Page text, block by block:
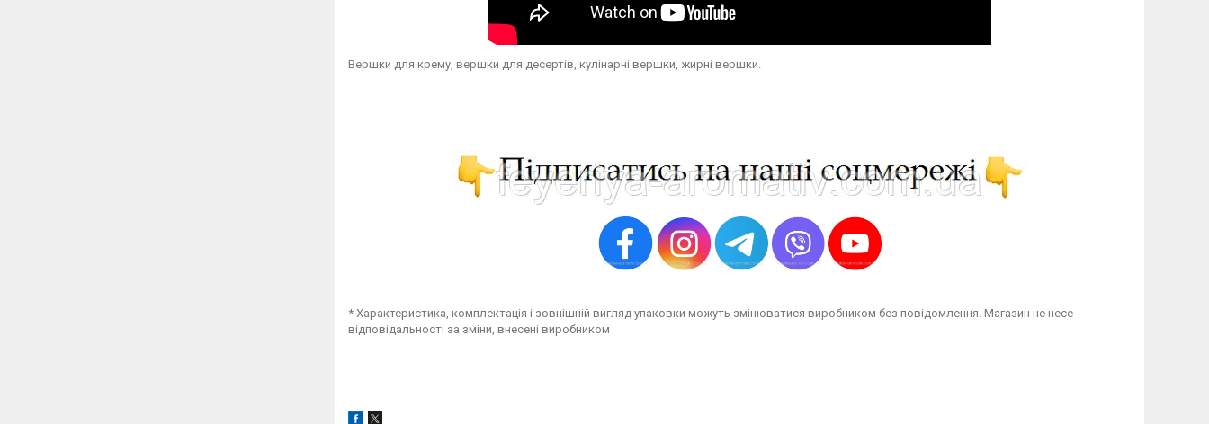
Вершки для крему, вершки для десертів, кулінарні вершки, жирні вершки.
* Характеристика, комплектація і зовнішній вигляд упаковки можуть змінюватися виробником без повідомлення. Магазин не несе
відповідальності за зміни, внесені виробником